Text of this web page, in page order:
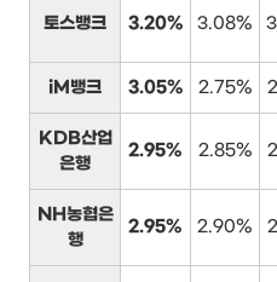
토스뱅크 3.20% 3.08%
iM뱅크 3.05% 2.75%
KDB산업
은행
2.95% 2.85%
NH농협은
행
2.95% 2.90%